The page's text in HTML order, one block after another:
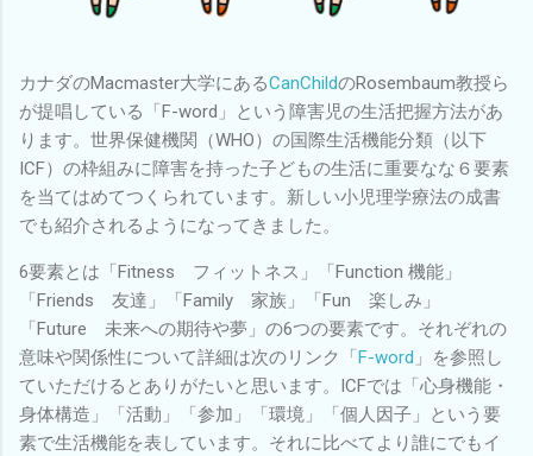
カナダのMacmaster大学にあるCanChildのRosembaum教授ら
が提唱している「F-word」という障害児の生活把握方法があ
ります。世界保健機関（WHO）の国際生活機能分類（以下
ICF）の枠組みに障害を持った子どもの生活に重要なな６要素
を当てはめてつくられています。新しい小児理学療法の成書
でも紹介されるようになってきました。
6要素とは「Fitness フィットネス」「Function 機能」
「Friends 友達」「Family 家族」「Fun 楽しみ」
「Future 未来への期待や夢」の6つの要素です。それぞれの
意味や関係性について詳細は次のリンク「F-word 」を参照し
ていただけるとありがたいと思います。ICFでは「心身機能・
身体構造」「活動」「参加」「環境」「個人因子」という要
素で生活機能を表しています。それに比べてより誰にでもイ